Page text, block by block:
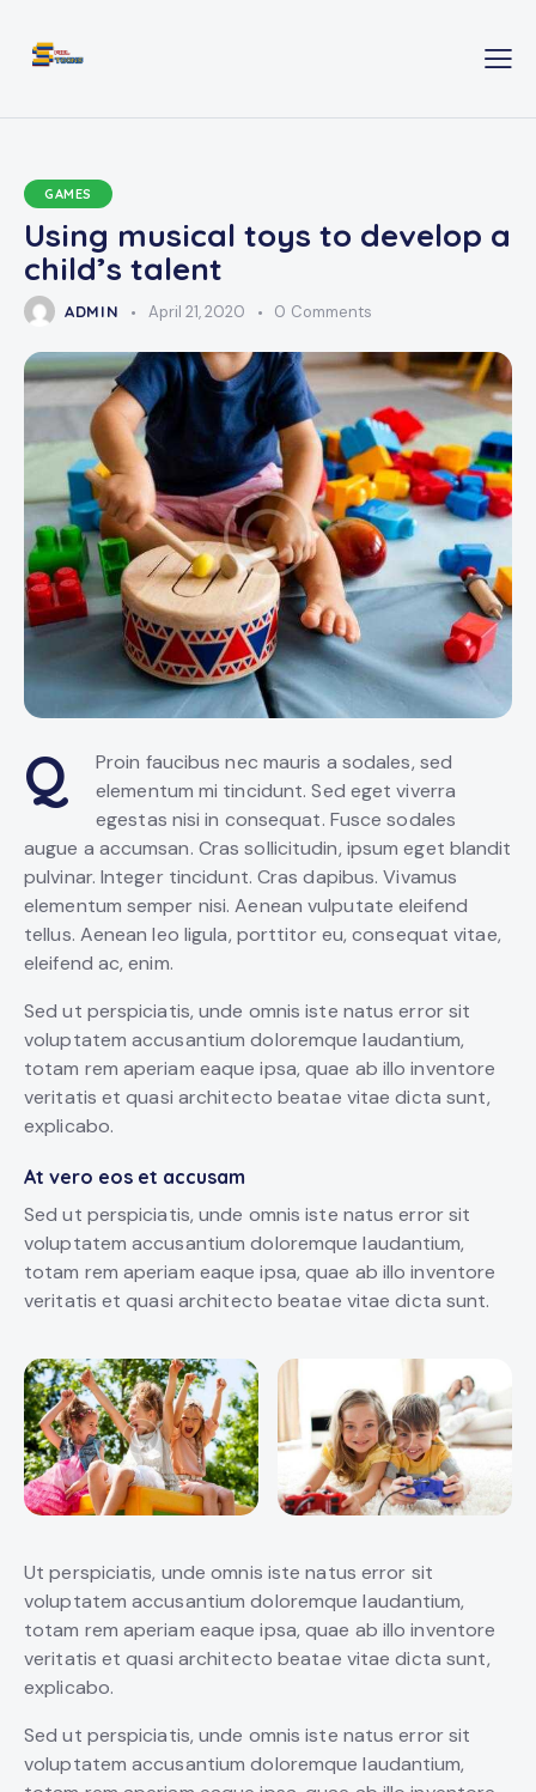
GAMES
Using musical toys to develop a
child’s talent
ADMIN April 21, 2020 0 Comments
Q
Proin faucibus nec mauris a sodales, sed
elementum mi tincidunt. Sed eget viverra
egestas nisi in consequat. Fusce sodales
augue a accumsan. Cras sollicitudin, ipsum eget blandit
pulvinar. Integer tincidunt. Cras dapibus. Vivamus
elementum semper nisi. Aenean vulputate eleifend
tellus. Aenean leo ligula, porttitor eu, consequat vitae,
eleifend ac, enim.
Sed ut perspiciatis, unde omnis iste natus error sit
voluptatem accusantium doloremque laudantium,
totam rem aperiam eaque ipsa, quae ab illo inventore
veritatis et quasi architecto beatae vitae dicta sunt,
explicabo.
At vero eos et accusam
Sed ut perspiciatis, unde omnis iste natus error sit
voluptatem accusantium doloremque laudantium,
totam rem aperiam eaque ipsa, quae ab illo inventore
veritatis et quasi architecto beatae vitae dicta sunt.
Ut perspiciatis, unde omnis iste natus error sit
voluptatem accusantium doloremque laudantium,
totam rem aperiam eaque ipsa, quae ab illo inventore
veritatis et quasi architecto beatae vitae dicta sunt,
explicabo.
Sed ut perspiciatis, unde omnis iste natus error sit
voluptatem accusantium doloremque laudantium,